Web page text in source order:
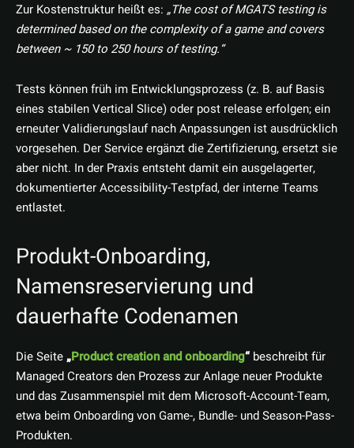
Zur Kostenstruktur heißt es: „The cost of MGATS testing is
determined based on the complexity of a game and covers
between ~ 150 to 250 hours of testing.“
Tests können früh im Entwicklungsprozess (z. B. auf Basis
eines stabilen Vertical Slice) oder post release erfolgen; ein
erneuter Validierungslauf nach Anpassungen ist ausdrücklich
vorgesehen. Der Service ergänzt die Zertifizierung, ersetzt sie
aber nicht. In der Praxis entsteht damit ein ausgelagerter,
dokumentierter Accessibility-Testpfad, der interne Teams
entlastet.
Produkt-Onboarding,
Namensreservierung und
dauerhafte Codenamen
Die Seite„Product creation and onboarding“ beschreibt für
Managed Creators den Prozess zur Anlage neuer Produkte
und das Zusammenspiel mit dem Microsoft-Account-Team,
etwa beim Onboarding von Game-, Bundle- und Season-Pass-
Produkten.